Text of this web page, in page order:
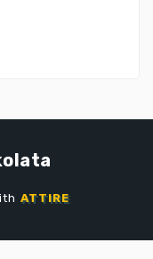
ATTIRE